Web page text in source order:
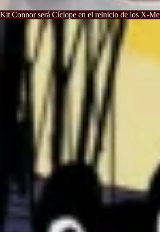
Kit Connor será Cíclope en el reinicio de los X-